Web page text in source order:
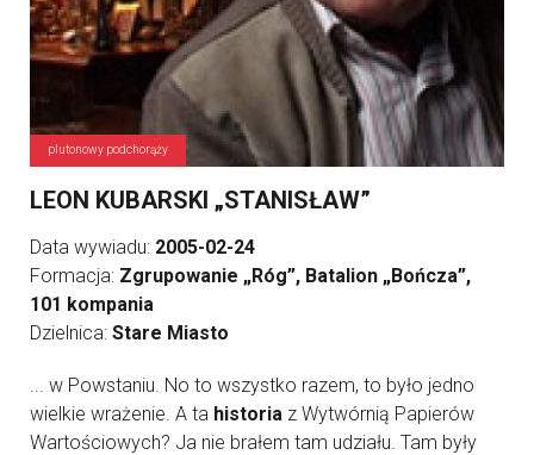
plutonowy podchorąży
LEON KUBARSKI „STANISŁAW”
Data wywiadu: 2005-02-24
Formacja: Zgrupowanie „Róg”, Batalion „Bończa”,
101 kompania
Dzielnica: Stare Miasto
... w Powstaniu. No to wszystko razem, to było jedno
wielkie wrażenie. A ta historia z Wytwórnią Papierów
Wartościowych? Ja nie brałem tam udziału. Tam były